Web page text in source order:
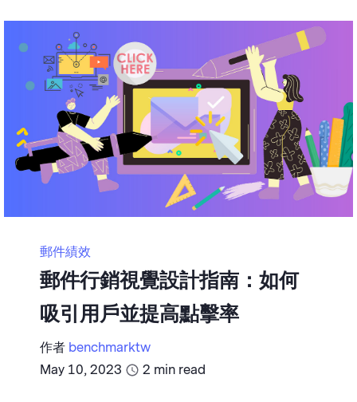
郵件績效
郵件行銷視覺設計指南：如何
吸引用戶並提高點擊率
作者 benchmarktw
May 10, 2023
2 min read